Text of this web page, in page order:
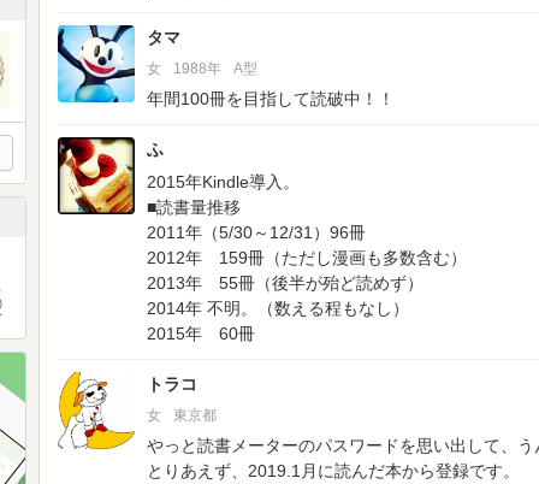
タマ
女 1988年 A型
年間100冊を目指して読破中！！
ふ
2015年Kindle導入。
■読書量推移
2011年（5/30～12/31）96冊
2012年 159冊（ただし漫画も多数含む）
2013年 55冊（後半が殆ど読めず）
2014年 不明。（数える程もなし）
2015年 60冊
トラコ
女 東京都
やっと読書メーターのパスワードを思い出して、
とりあえず、2019.1月に読んだ本から登録です。